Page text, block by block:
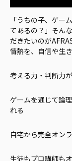
「うちの子、ゲ
てあるの？」そん
だきたいのが
情熱を、自信や生
考える力・判断力
ゲームを通じて論
れる
自宅から完全オン
生徒もプロ講師も